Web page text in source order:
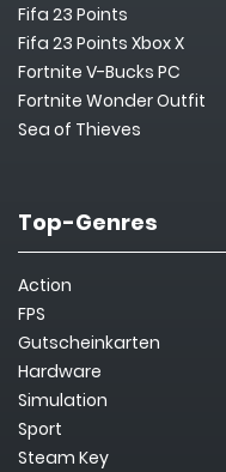
Fifa 23 Points
Fifa 23 Points Xbox X
Fortnite V-Bucks PC
Fortnite Wonder Outfit
Sea of Thieves
Top-Genres
Action
FPS
Gutscheinkarten
Hardware
Simulation
Sport
Steam Key